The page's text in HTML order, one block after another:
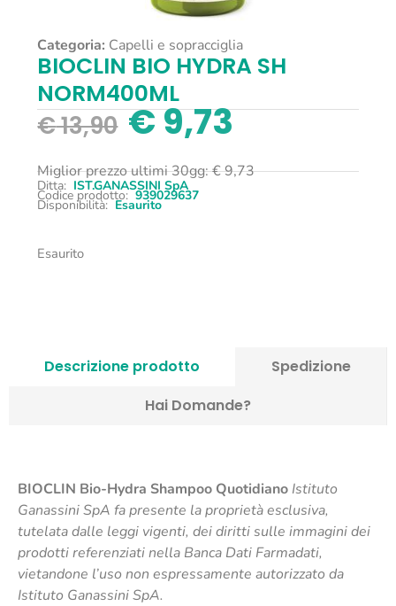
Categoria: Capelli e sopracciglia
BIOCLIN BIO HYDRA SH
NORM400ML
€13,90 €9,73
Miglior prezzo ultimi 30gg:€9,73
Ditta: IST.GANASSINI SpA
Codice prodotto: 939029637
Disponibilità: Esaurito
Esaurito
Descrizione prodotto
Spedizione
Hai Domande?
BIOCLIN Bio-Hydra Shampoo Quotidiano Istituto
Ganassini SpA fa presente la proprietà esclusiva,
tutelata dalle leggi vigenti, dei diritti sulle immagini dei
prodotti referenziati nella Banca Dati Farmadati,
vietandone l’uso non espressamente autorizzato da
Istituto Ganassini SpA.